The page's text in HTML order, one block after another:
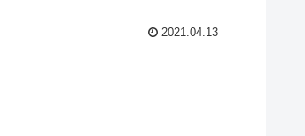
2021.04.13